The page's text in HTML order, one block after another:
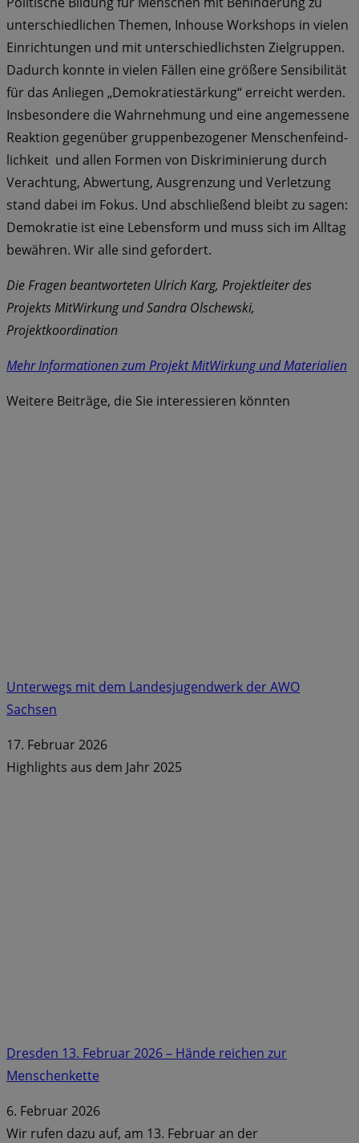
unterschiedlichen Themen, Inhouse Workshops in vielen
Einrichtungen und mit unterschiedlichsten Zielgruppen.
Dadurch konnte in vielen Fällen eine größere Sensibilität
für das Anliegen „Demokratiestärkung“ erreicht werden.
Insbesondere die Wahrnehmung und eine angemessene
Reaktion gegenüber gruppenbezogener Menschenfeind-
lichkeit und allen Formen von Diskriminierung durch
Verachtung, Abwertung, Ausgrenzung und Verletzung
stand dabei im Fokus. Und abschließend bleibt zu sagen:
Demokratie ist eine Lebensform und muss sich im Alltag
bewähren. Wir alle sind gefordert.
Die Fragen beantworteten Ulrich Karg, Projektleiter des
Projekts MitWirkung und Sandra Olschewski,
Projektkoordination
Mehr Informationen zum Projekt MitWirkung und Materialien
Weitere Beiträge, die Sie interessieren könnten
Unterwegs mit dem Landesjugendwerk der AWO
Sachsen
17. Februar 2026
Highlights aus dem Jahr 2025
Dresden 13. Februar 2026 – Hände reichen zur
Menschenkette
6. Februar 2026
Wir rufen dazu auf, am 13. Februar an der